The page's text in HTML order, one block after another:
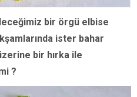
bir örgü elbise
ister bahar
bir hırka ile
?